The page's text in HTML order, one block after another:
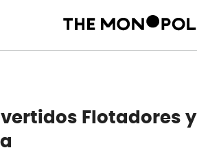
Flotadores y